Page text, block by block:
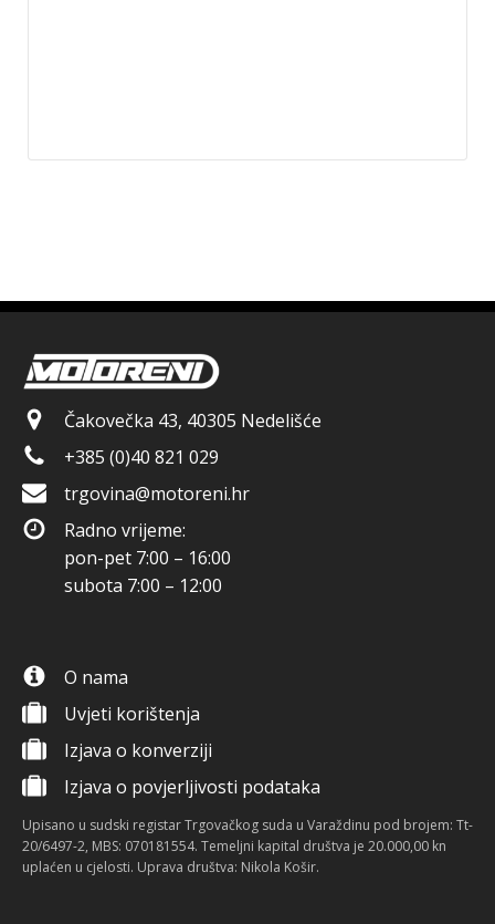
Čakovečka 43, 40305 Nedelišće
+385 (0)40 821 029
trgovina@motoreni.hr
Radno vrijeme:
pon-pet 7:00 – 16:00
subota 7:00 – 12:00
O nama
Uvjeti korištenja
Izjava o konverziji
Izjava o povjerljivosti podataka
Upisano u sudski registar Trgovačkog suda u Varaždinu pod brojem: Tt-
20/6497-2, MBS: 070181554. Temeljni kapital društva je 20.000,00 kn
uplaćen u cjelosti. Uprava društva: Nikola Košir.